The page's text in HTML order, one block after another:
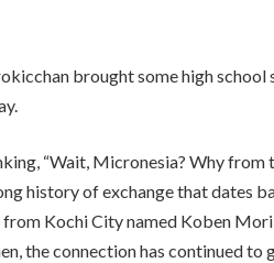
brought some high
“Wait, Micronesia? Why
history of exchange that dates
from Kochi City named Koben
the connection has continued to